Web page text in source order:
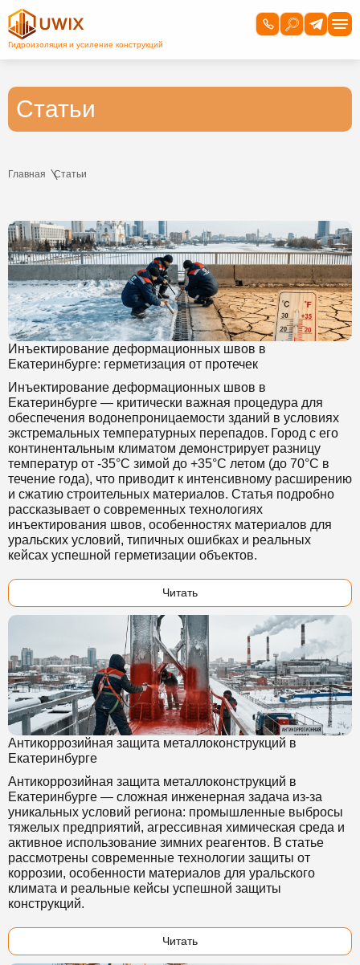
Статьи
Главная Статьи
Инъектирование деформационных швов в
Екатеринбурге: герметизация от протечек
Инъектирование деформационных швов в
Екатеринбурге — критически важная процедура для
обеспечения водонепроницаемости зданий в условиях
экстремальных температурных перепадов. Город с его
континентальным климатом демонстрирует разницу
температур от -35°C зимой до +35°C летом (до 70°C в
течение года), что приводит к интенсивному расширению
и сжатию строительных материалов. Статья подробно
рассказывает о современных технологиях
инъектирования швов, особенностях материалов для
уральских условий, типичных ошибках и реальных
кейсах успешной герметизации объектов.
Читать
Антикоррозийная защита металлоконструкций в
Екатеринбурге
Антикоррозийная защита металлоконструкций в
Екатеринбурге — сложная инженерная задача из-за
уникальных условий региона: промышленные выбросы
тяжелых предприятий, агрессивная химическая среда и
активное использование зимних реагентов. В статье
рассмотрены современные технологии защиты от
коррозии, особенности материалов для уральского
климата и реальные кейсы успешной защиты
конструкций.
Читать